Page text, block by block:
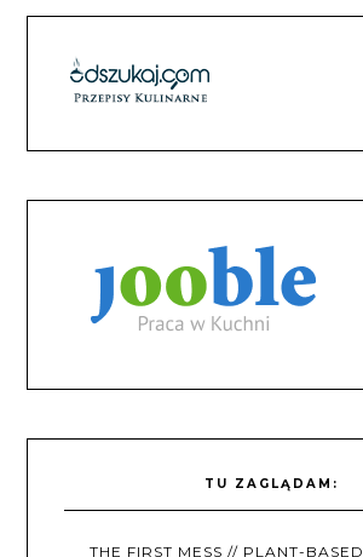
TU ZAGLĄDAM:
THE FIRST MESS // PLANT-BASED